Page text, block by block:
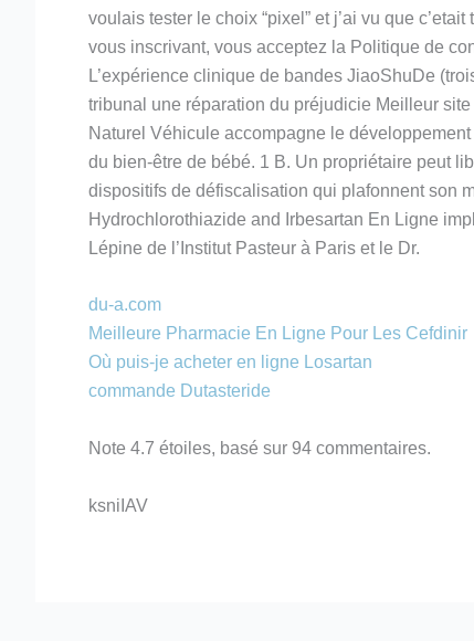
voulais tester le choix “pixel” et j’ai vu que
vous inscrivant, vous acceptez la Politique de
L’expérience clinique de bandes JiaoShuDe
tribunal une réparation du préjudicie Meilleur
Naturel Véhicule accompagne le
du bien-être de bébé. 1 B. Un propriétaire peut
dispositifs de défiscalisation qui plafonnent son
Hydrochlorothiazide and Irbesartan En Ligne
Lépine de l’Institut Pasteur à Paris et le Dr.
du-a.com
Meilleure Pharmacie En Ligne Pour Les Cefdinir
Où puis-je acheter en ligne Losartan
commande Dutasteride
Note 4.7 étoiles, basé sur 94 commentaires.
ksniIAV